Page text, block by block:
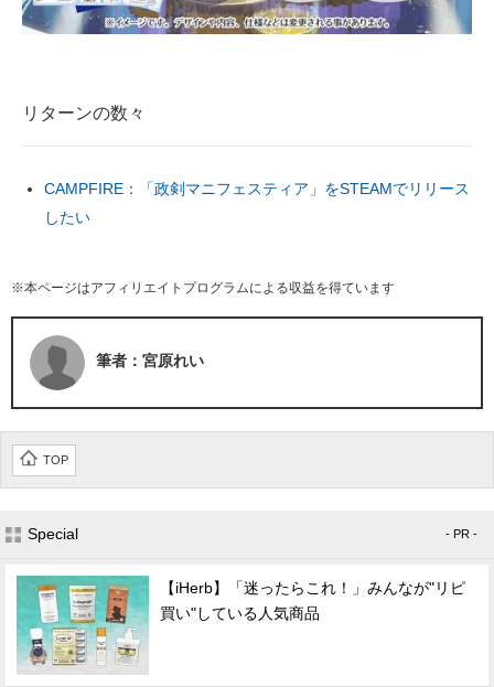
リターンの数々
CAMPFIRE：「政剣マニフェスティア」をSTEAMでリリース
したい
※本ページはアフィリエイトプログラムによる収益を得ています
筆者：宮原れい
TOP
Special - PR -
【iHerb】「迷ったらこれ！」みんなが"リピ
買い"している人気商品